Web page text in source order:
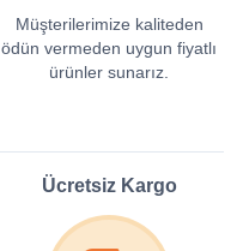
Müşterilerimize kaliteden
ödün vermeden uygun fiyatlı
ürünler sunarız.
Ücretsiz Kargo